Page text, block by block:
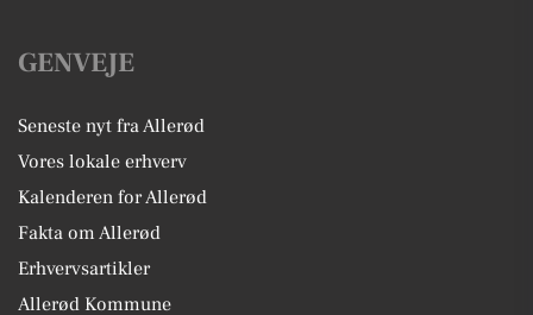
GENVEJE
Seneste nyt fra Allerød
Vores lokale erhverv
Kalenderen for Allerød
Fakta om Allerød
Erhvervsartikler
Allerød Kommune